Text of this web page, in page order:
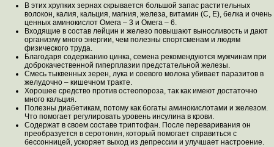
В этих хрупких зернах скрывается большой запас растительных
волокон, калия, кальция, магния, железа, витамин (С, Е), белка и очень
ценных аминокислот Омега – 3 и Омега – 6.
Входящие в состав лейцин и железо повышают выносливость и дают
организму много энергии, чем полезны спортсменам и людям
физического труда.
Благодаря содержанию цинка, семена рекомендуются мужчинам при
доброкачественной гиперплазии предстательной железы.
Смесь тыквенных зерен, лука и соевого молока убивает паразитов в
желудочно – кишечном тракте.
Хорошее средство против остеопороза, так как имеют достаточно
много кальция.
Полезны диабетикам, потому как богаты аминокислотами и железом.
Что помогает регулировать уровень инсулина в крови.
Содержат в своем составе триптофан. После переваривания он
преобразуется в серотонин, который помогает справиться с
бессонницей, ускоряет выход из депрессии и улучшает настроение.